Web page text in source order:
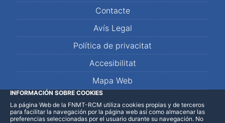
Contacte
Avís Legal
Política de privacitat
Accesibilitat
Mapa Web
LinkedInFacebookWhatsApp
INFORMACIÓN SOBRE COOKIES
La página Web de la FNMT-RCM utiliza cookies propias y de terceros
para facilitar la navegación por la página web así como almacenar las
preferencias seleccionadas por el usuario durante su navegación. No